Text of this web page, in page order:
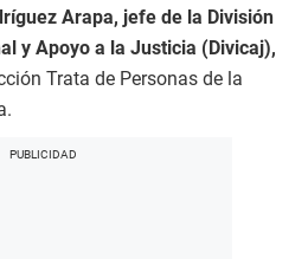
Arapa, jefe de la División
y Apoyo a la Justicia (Divicaj),
Trata de Personas de la